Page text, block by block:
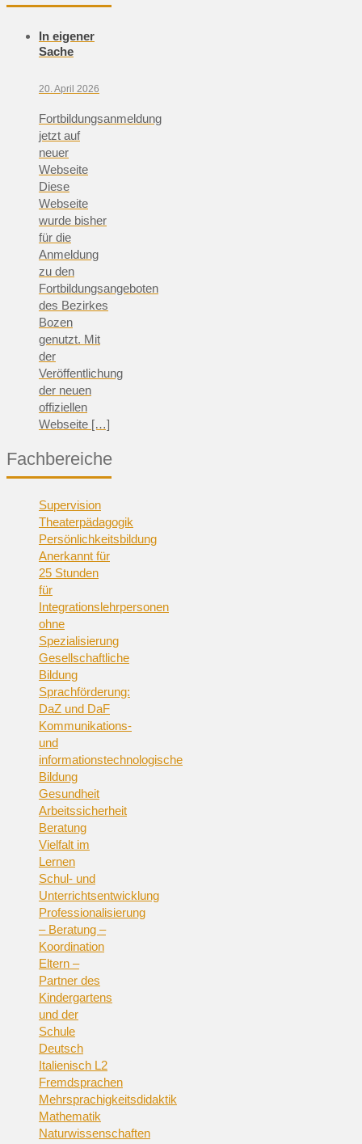
In eigener
Sache
20. April 2026
Fortbildungsanmeldung
jetzt auf
neuer
Webseite
Diese
Webseite
wurde bisher
für die
Anmeldung
zu den
Fortbildungsangeboten
des Bezirkes
Bozen
genutzt. Mit
der
Veröffentlichung
der neuen
offiziellen
Webseite […]
Fachbereiche
Supervision
Theaterpädagogik
Persönlichkeitsbildung
Anerkannt für
25 Stunden
für
Integrationslehrpersonen
ohne
Spezialisierung
Gesellschaftliche
Bildung
Sprachförderung:
DaZ und DaF
Kommunikations-
und
informationstechnologische
Bildung
Gesundheit
Arbeitssicherheit
Beratung
Vielfalt im
Lernen
Schul- und
Unterrichtsentwicklung
Professionalisierung
– Beratung –
Koordination
Eltern –
Partner des
Kindergartens
und der
Schule
Deutsch
Italienisch L2
Fremdsprachen
Mehrsprachigkeitsdidaktik
Mathematik
Naturwissenschaften